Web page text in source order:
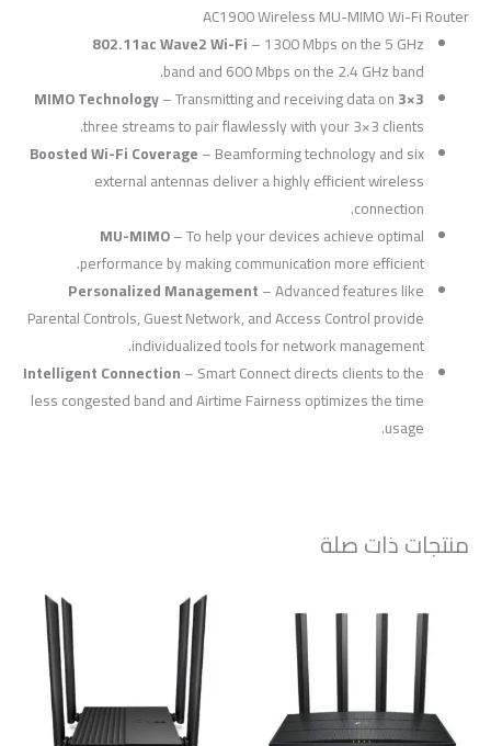
AC1900 Wireless MU-MIMO Wi-Fi Router
802.11ac Wave2 Wi-Fi– 1300 Mbps on the 5 GHz
band and 600 Mbps on the 2.4 GHz band.
3×3 MIMO Technology
– Transmitting and receiving data on
three streams to pair flawlessly with your 3×3 clients.
Boosted Wi-Fi Coverage– Beamforming technology and six
external antennas deliver a highly efficient wireless
connection.
MU-MIMO– To help your devices achieve optimal
performance by making communication more efficient.
Personalized Management– Advanced features like
Parental Controls, Guest Network, and Access Control provide
individualized tools for network management.
Intelligent Connection– Smart Connect directs clients to the
less congested band and Airtime Fairness optimizes the time
usage.
منتجات ذات صلة